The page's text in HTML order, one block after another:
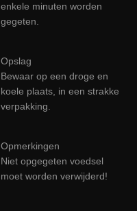
enkele minuten worden
gegeten.
Opslag
Bewaar op een droge en
koele plaats, in een strakke
verpakking.
Opmerkingen
Niet opgegeten voedsel
moet worden verwijderd!